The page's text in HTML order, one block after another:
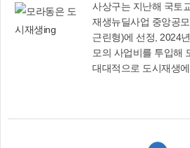
525여평을 우여곡절
가 주관한 도시재생뉴
기 위해서는 그의 공장
필요했다. 하지만 김
친과 자녀 등 가족의
공장부지를 선뜻 사업
도시재생과 최차영(현
사상구는 지난해 국토
재생뉴딜사업 중앙공
근린형)에 선정, 2024
모의 사업비를 투입해
대대적으로 도시재생에 나선다. 이번
는 △주민이 함께하는